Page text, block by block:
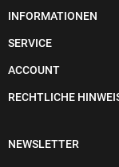
INFORMATIONEN
SERVICE
ACCOUNT
RECHTLICHE
NEWSLETTER